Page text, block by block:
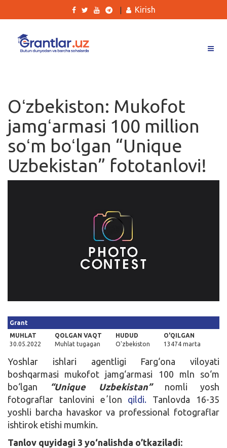
Ishlar
Kurslar
Blog
Yana
Kirish
Oʻzbekiston: Mukofot
jamgʻarmasi 100 million
soʻm boʻlgan “Unique
Uzbekistan” fototanlovi!
Grant
MUHLAT
30.05.2022
QOLGAN VAQT
Muhlat tugagan
HUDUD
O'zbekiston
O'QILGAN
13474 marta
Yoshlar ishlari agentligi Farg‘ona viloyati
boshqarmasi mukofot jamg‘armasi 100 mln so‘m
bo‘lgan
“Unique Uzbekistan”
nomli yosh
fotograflar tanlovini eʼlon qildi. Tanlovda 16-35
yoshli barcha havaskor va professional fotograflar
ishtirok etishi mumkin.
Tanlov quyidagi 3 yo‘nalishda o’tkaziladi: